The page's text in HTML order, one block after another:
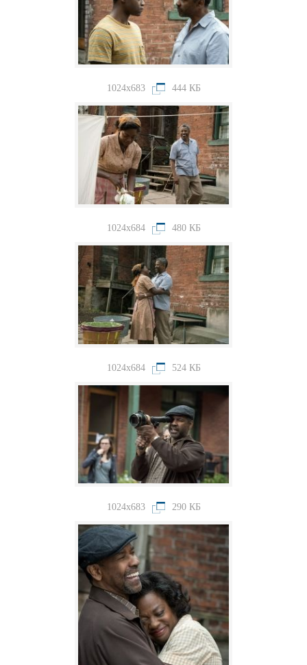
1024x683 444 КБ
1024x684 480 КБ
1024x684 524 КБ
1024x683 290 КБ